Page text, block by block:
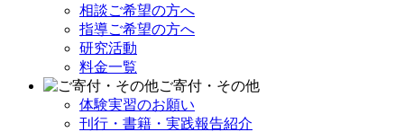
相談ご希望の方へ
指導ご希望の方へ
研究活動
料金一覧
ご寄付・その他
体験実習のお願い
刊行・書籍・実践報告紹介